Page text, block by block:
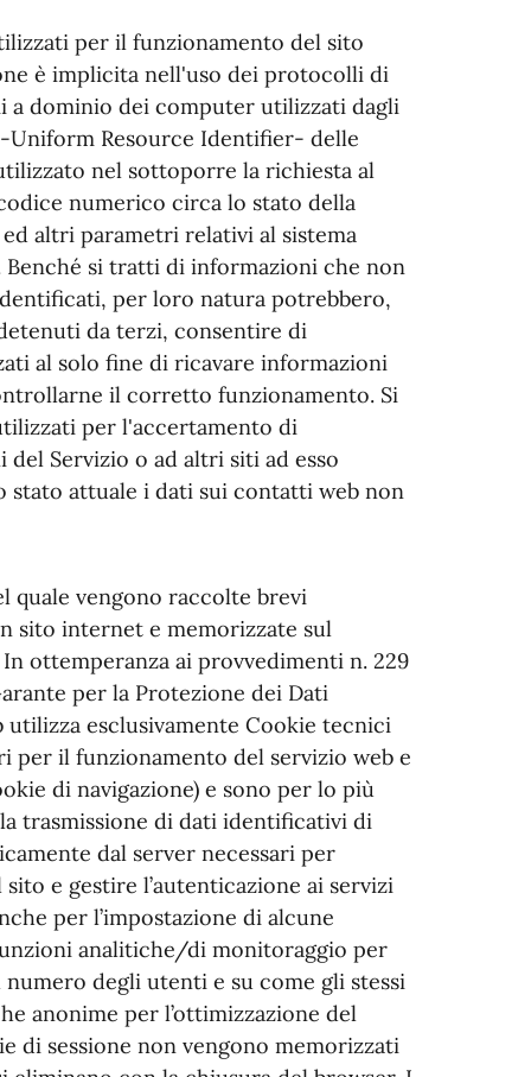
per il funzionamento del sito
è implicita nell'uso dei protocolli di
a dominio dei computer utilizzati dagli
Resource Identifier- delle
nel sottoporre la richiesta al
numerico circa lo stato della
altri parametri relativi al sistema
si tratti di informazioni che non
per loro natura potrebbero,
da terzi, consentire di
al solo fine di ricavare informazioni
il corretto funzionamento. Si
per l'accertamento di
Servizio o ad altri siti ad esso
stato attuale i dati sui contatti web non
quale vengono raccolte brevi
sito internet e memorizzate sul
ottemperanza ai provvedimenti n. 229
per la Protezione dei Dati
esclusivamente Cookie tecnici
per il funzionamento del servizio web e
di navigazione) e sono per lo più
trasmissione di dati identificativi di
dal server necessari per
e gestire l’autenticazione ai servizi
per l’impostazione di alcune
analitiche/di monitoraggio per
degli utenti e su come gli stessi
anonime per l’ottimizzazione del
di sessione non vengono memorizzati